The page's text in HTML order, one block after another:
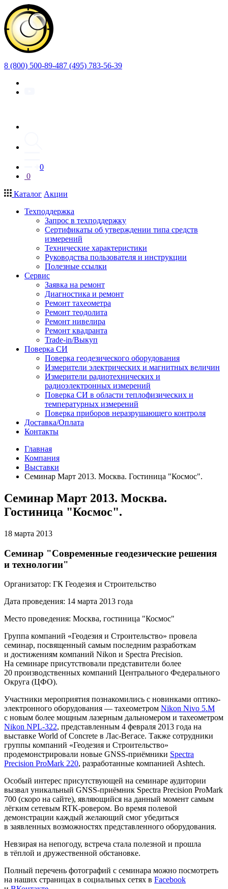
8 (800) 500-89-487 (495) 783-56-39
0
0
Каталог Акции
Техподдержка
Запрос в техподдержку
Сертификаты об утверждении типа средств
измерений
Технические характеристики
Руководства пользователя и инструкции
Полезные ссылки
Сервис
Заявка на ремонт
Диагностика и ремонт
Ремонт тахеометра
Ремонт теодолита
Ремонт нивелира
Ремонт квадранта
Trade-in/Выкуп
Поверка СИ
Поверка геодезического оборудования
Измерители электрических и магнитных величин
Измерители радиотехнических и
радиоэлектронных измерений
Поверка СИ в области теплофизических и
температурных измерений
Поверка приборов неразрушающего контроля
Доставка/Оплата
Контакты
Главная
Компания
Выставки
Семинар Март 2013. Москва. Гостиница "Космос".
Семинар Март 2013. Москва.
Гостиница "Космос".
18 марта 2013
Семинар "Современные геодезические решения
и технологии"
Организатор: ГК Геодезия и Строительство
Дата проведения: 14 марта 2013 года
Место проведения: Москва, гостиница "Космос"
Группа компаний «Геодезия и Строительство» провела
семинар, посвященный самым последним разработкам
и достижениям компаний Nikon и Spectra Precision.
На семинаре присутствовали представители более
20 производственных компаний Центрального Федерального
Округа (ЦФО).
Участники мероприятия познакомились с новинками оптико-
электронного оборудования — тахеометром Nikon Nivo 5.M
с новым более мощным лазерным дальномером и тахеометром
Nikon NPL-322, представленным 4 февраля 2013 года на
выставке World of Concrete в Лас-Вегасе. Также сотрудники
группы компаний «Геодезия и Строительство»
продемонстрировали новые GNSS-приёмники Spectra
Precision ProMark 220, разработанные компанией Ashtech.
Особый интерес присутствующей на семинаре аудитории
вызвал уникальный GNSS-приёмник Spectra Precision ProMark
700 (скоро на сайте), являющийся на данный момент самым
лёгким сетевым RTK-ровером. Во время полевой
демонстрации каждый желающий смог убедиться
в заявленных возможностях представленного оборудования.
Невзирая на непогоду, встреча стала полезной и прошла
в тёплой и дружественной обстановке.
Полный перечень фотографий с семинара можно посмотреть
на наших страницах в социальных сетях в Facebook